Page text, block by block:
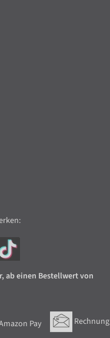
ab einen Bestellwert von
Pay Rechnung